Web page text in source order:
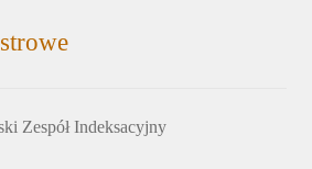
Zespół Indeksacyjny